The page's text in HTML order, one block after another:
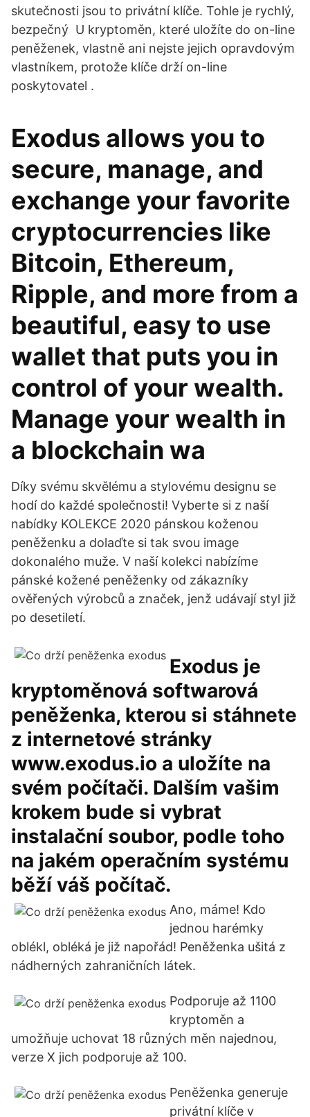
skutečnosti jsou to privátní klíče. Tohle je rychlý,
bezpečný U kryptoměn, které uložíte do on-line
peněženek, vlastně ani nejste jejich opravdovým
vlastníkem, protože klíče drží on-line
poskytovatel .
Exodus allows you to
secure, manage, and
exchange your favorite
cryptocurrencies like
Bitcoin, Ethereum,
Ripple, and more from a
beautiful, easy to use
wallet that puts you in
control of your wealth.
Manage your wealth in
a blockchain wa
Díky svému skvělému a stylovému designu se
hodí do každé společnosti! Vyberte si z naší
nabídky KOLEKCE 2020 pánskou koženou
peněženku a dolaďte si tak svou image
dokonalého muže. V naší kolekci nabízíme
pánské kožené peněženky od zákazníky
ověřených výrobců a značek, jenž udávají styl již
po desetiletí.
Exodus je
kryptoměnová softwarová
peněženka, kterou si stáhnete
z internetové stránky
www.exodus.io a uložíte na
svém počítači. Dalším vašim
krokem bude si vybrat
instalační soubor, podle toho
na jakém operačním systému
běží váš počítač.
Ano, máme! Kdo
jednou harémky
oblékl, obléká je již napořád! Peněženka ušitá z
nádherných zahraničních látek.
Podporuje až 1100
kryptoměn a
umožňuje uchovat 18 různých měn najednou,
verze X jich podporuje až 100.
Peněženka generuje
privátní klíče v